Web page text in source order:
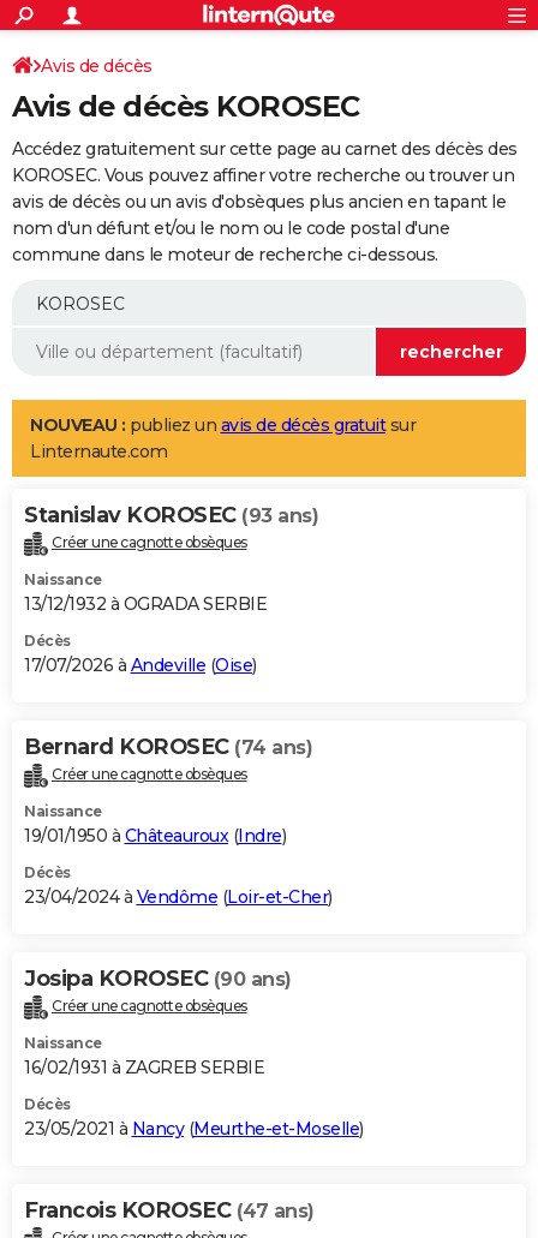
ACTUALITÉS
Politique
Société
Faits Divers
Education
Monde
Villes
+
SPORT
Coupe du monde 2026
Football
Tennis
Cyclisme
Rugby
Forum
Programme TV
TNT
Streaming
Cinéma
Sorties cinéma
Musique
+
FINANCE
Retraite
Epargne
Immobilier
Risques naturels par ville
Banque
Assurance
AUTO
Essais
Réserver un essai
Citadines
Berlines
SUV
Forum auto
+
Mobiles
Meilleur smartphone
Internet
Ordinateurs
Jeux vidéo
Guide high-tech
Aménagement intérieur
LIFESTYLE
Art de vivre
Bien-être
Loisirs
Mode
Modes de vie
Alimentation
Guide de la santé
Maladies
Médicaments
Sommeil
VOYAGE
Destinations
City break
Voyage nature
Voyage de noces
Forum
Climat
+PHOTO
GUIDES D'ACHAT
BONS PLANS
Carte de Noël
Carte Bonne année
Carte Saint-Valentin
Carte Pâques
Carte d'anniversaire
DICTIONNAIRE
Dictionnaire
Biographies
Citations
Expressions
Proverbes
PROGRAMME TV
S'inscrire
Se connecter
Lycées
Collèges
Primaires
Universités
Entreprises
Service militaire
Avis de recherche
AVIS DE DÉCÈS
Bricolage
Lifestyle
Culture
Sport
Auto
Television
Voyage
Cinema
Avis de décès
Avis de décès KOROSEC
Accédez gratuitement sur cette page au carnet des décès des
KOROSEC. Vous pouvez affiner votre recherche ou trouver un
avis de décès ou un avis d'obsèques plus ancien en tapant le
nom d'un défunt et/ou le nom ou le code postal d'une
commune dans le moteur de recherche ci-dessous.
NOUVEAU : publiez un avis de décès gratuitsur
Linternaute.com
Stanislav KOROSEC (93 ans)
Créer une cagnotte obsèques
Naissance
13/12/1932 à OGRADA SERBIE
Décès
17/07/2026 à Andeville (Oise)
Bernard KOROSEC (74 ans)
Créer une cagnotte obsèques
Naissance
19/01/1950 à Châteauroux(Indre)
Décès
23/04/2024 à Vendôme (Loir-et-Cher)
Josipa KOROSEC (90 ans)
Créer une cagnotte obsèques
Naissance
16/02/1931 à ZAGREB SERBIE
Décès
23/05/2021 à Nancy(Meurthe-et-Moselle)
Francois KOROSEC (47 ans)